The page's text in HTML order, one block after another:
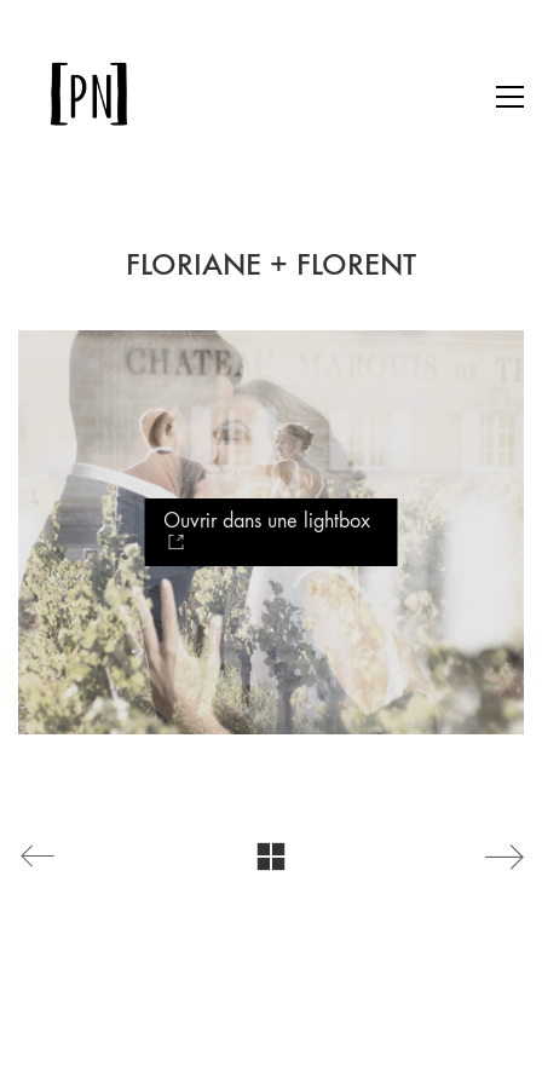
FLORIANE + FLORENT
Ouvrir dans une lightbox